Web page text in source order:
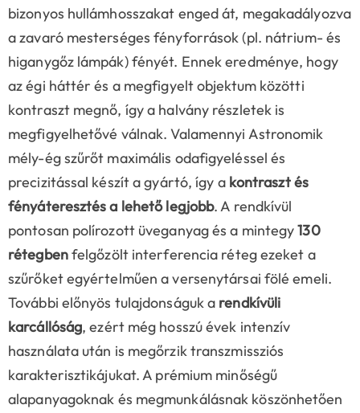
bizonyos hullámhosszakat enged át, megakadályozva
a zavaró mesterséges fényforrások (pl. nátrium- és
higanygőz lámpák) fényét. Ennek eredménye, hogy
az égi háttér és a megfigyelt objektum közötti
kontraszt megnő, így a halvány részletek is
megfigyelhetővé válnak. Valamennyi Astronomik
mély-ég szűrőt maximális odafigyeléssel és
precizitással készít a gyártó, így akontraszt és
fényáteresztés a lehető legjobb. A rendkívül
pontosan polírozott üveganyag és a mintegy130
rétegbenfelgőzölt interferencia réteg ezeket a
szűrőket egyértelműen a versenytársai fölé emeli.
További előnyös tulajdonságuk a rendkívüli
karcállóság, ezért még hosszú évek intenzív
használata után is megőrzik transzmissziós
karakterisztikájukat. A prémium minőségű
alapanyagoknak és megmunkálásnak köszönhetően